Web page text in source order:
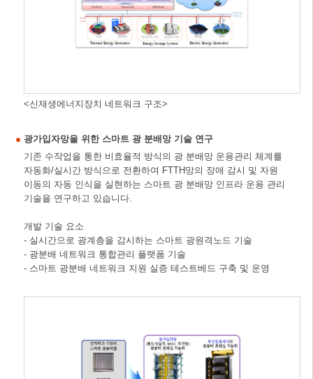
<신재생에너지장치 네트워크 구조>
광가입자망을 위한 스마트 광 분배망 기술 연구
기존 수작업을 통한 비효율적 방식의 광 분배망 운용관리 체계를
자동화/실시간 방식으로 전환하여 FTTH망의 장애 감시 및 자원
이동의 자동 인식을 실현하는 스마트 광 분배망 인프라 운용 관리
기술을 연구하고 있습니다.
개발 기술 요소
- 실시간으로 광계층을 감시하는 스마트 광원격노드 기술
- 광분배 네트워크 통합관리 플랫폼 기술
- 스마트 광분배 네트워크 지원 실증 테스트베드 구축 및 운영